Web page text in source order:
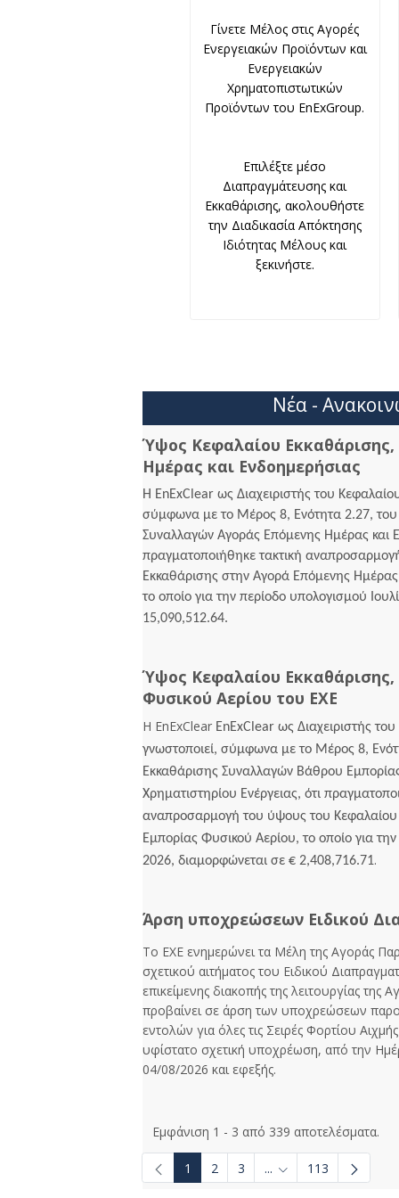
Γίνετε Μέλος στις Αγορές
Ενεργειακών Προϊόντων και
Ενεργειακών
Χρηματοπιστωτικών
Προϊόντων του EnExGroup.
Επιλέξτε μέσο
Διαπραγμάτευσης και
Εκκαθάρισης, ακολουθήστε
την Διαδικασία Απόκτησης
Ιδιότητας Μέλους και
ξεκινήστε.
Νέα -
Ύψος Κεφαλαίου
Ημέρας και Ενδοημερήσιας
Η EnExClear ως Διαχειριστής του
σύμφωνα με το Μέρος 8, Ενότητα 2.27, του
Συναλλαγών Αγοράς Επόμενης Ημέρας και
πραγματοποιήθηκε τακτική
Εκκαθάρισης στην Αγορά Επόμενης
το οποίο για την περίοδο υπολογισμού
15,090,512.64.
Ύψος Κεφαλαίου
Φυσικού Αερίου του ΕΧΕ
Η EnExClear EnExClear ως Διαχειριστής
γνωστοποιεί, σύμφωνα με το Μέρος 8,
Εκκαθάρισης Συναλλαγών Βάθρου
Χρηματιστηρίου Ενέργειας, ότι
αναπροσαρμογή του ύψους του
Εμπορίας Φυσικού Αερίου, το οποίο για
2026, διαμορφώνεται σε € 2,408,716.71.
Άρση υποχρεώσεων Ειδικού
Το ΕΧΕ ενημερώνει τα Μέλη της Αγοράς
σχετικού αιτήματος του Ειδικού
επικείμενης διακοπής της λειτουργίας
προβαίνει σε άρση των υποχρεώσεων
εντολών για όλες τις Σειρές Φορτίου
υφίστατο σχετική υποχρέωση, από την
04/08/2026 και εφεξής.
Εμφάνιση 1 - 3 από 339 αποτελέσματα.
1 2 3 ... Ενδιάμεσες
113